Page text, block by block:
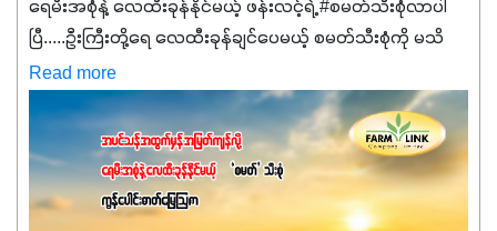
ရေမီးအစုံနဲ့ လေထီးခုန်နိုင်မယ့် ဖန်းလင့်ရဲ့ #စမတ်သီးစုံလာပါ
ပြီ.....ဦးကြီးတို့ရေ ‌လေထီးခုန်ချင်ပေမယ့် စမတ်သီးစုံကို မသိ
သေးရင်တော့ ဒီစာလေးကို ဆက်ဖတ်‌ပေးပါ #စမတ်သီးစုံဆိုတာ
အပင်တိုင်းအတွက် အဓိကအာဟာရNPK (19:7:8)နဲ့ #ဟူးမစ်
အက်စစ်တို့ အချိုးကျ ပေါင်းစပ်ထားတဲ့ ကွန်ပေါင်း
ဓာတ်မြေဩဇာဖြစ်ပါတယ်။ အဓိကအကျိုးကျေးဇူးတွေအနေနဲ့
ကတော့ နိုက်ထရိုဂျင် 19%ပါဝင်တဲ့အတွက် ကလိုရိုဖီးလ်ဖွဲ့စည်း
မှုကို အားပေးကာ သီးနှံပင်များ၏အရွက်များစိမ်းလန်းသန်စွမ်း
Read more